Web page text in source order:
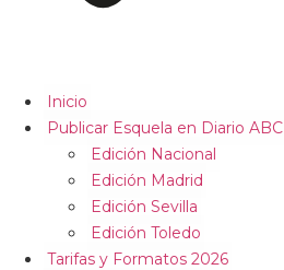
Inicio
Publicar Esquela en Diario ABC
Edición Nacional
Edición Madrid
Edición Sevilla
Edición Toledo
Tarifas y Formatos 2026